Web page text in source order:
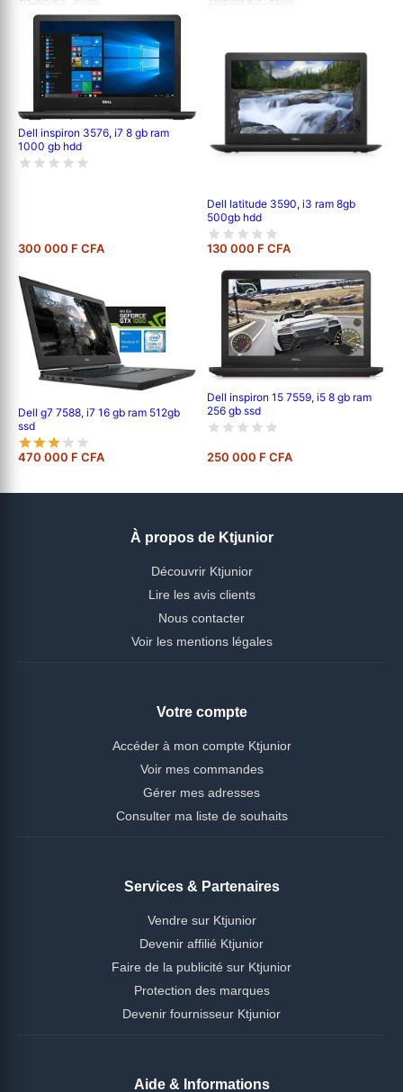
Dell inspiron 3576, i7 8 gb ram
1000 gb hdd
300 000 F CFA
Dell latitude 3590, i3 ram 8gb
500gb hdd
130 000 F CFA
Dell g7 7588, i7 16 gb ram 512gb
ssd
470 000 F CFA
Dell inspiron 15 7559, i5 8 gb ram
256 gb ssd
250 000 F CFA
À propos de Ktjunior
Découvrir Ktjunior
Lire les avis clients
Nous contacter
Voir les mentions légales
Votre compte
Accéder à mon compte Ktjunior
Voir mes commandes
Gérer mes adresses
Consulter ma liste de souhaits
Services & Partenaires
Vendre sur Ktjunior
Devenir affilié Ktjunior
Faire de la publicité sur Ktjunior
Protection des marques
Devenir fournisseur Ktjunior
Aide & Informations